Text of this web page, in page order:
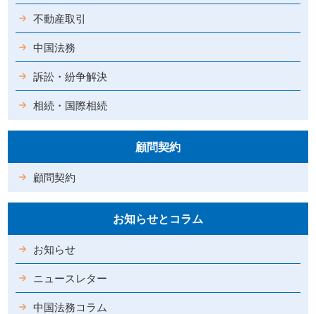
不動産取引
中国法務
訴訟・紛争解決
相続・国際相続
顧問契約
顧問契約
お知らせとコラム
お知らせ
ニュースレター
中国法務コラム